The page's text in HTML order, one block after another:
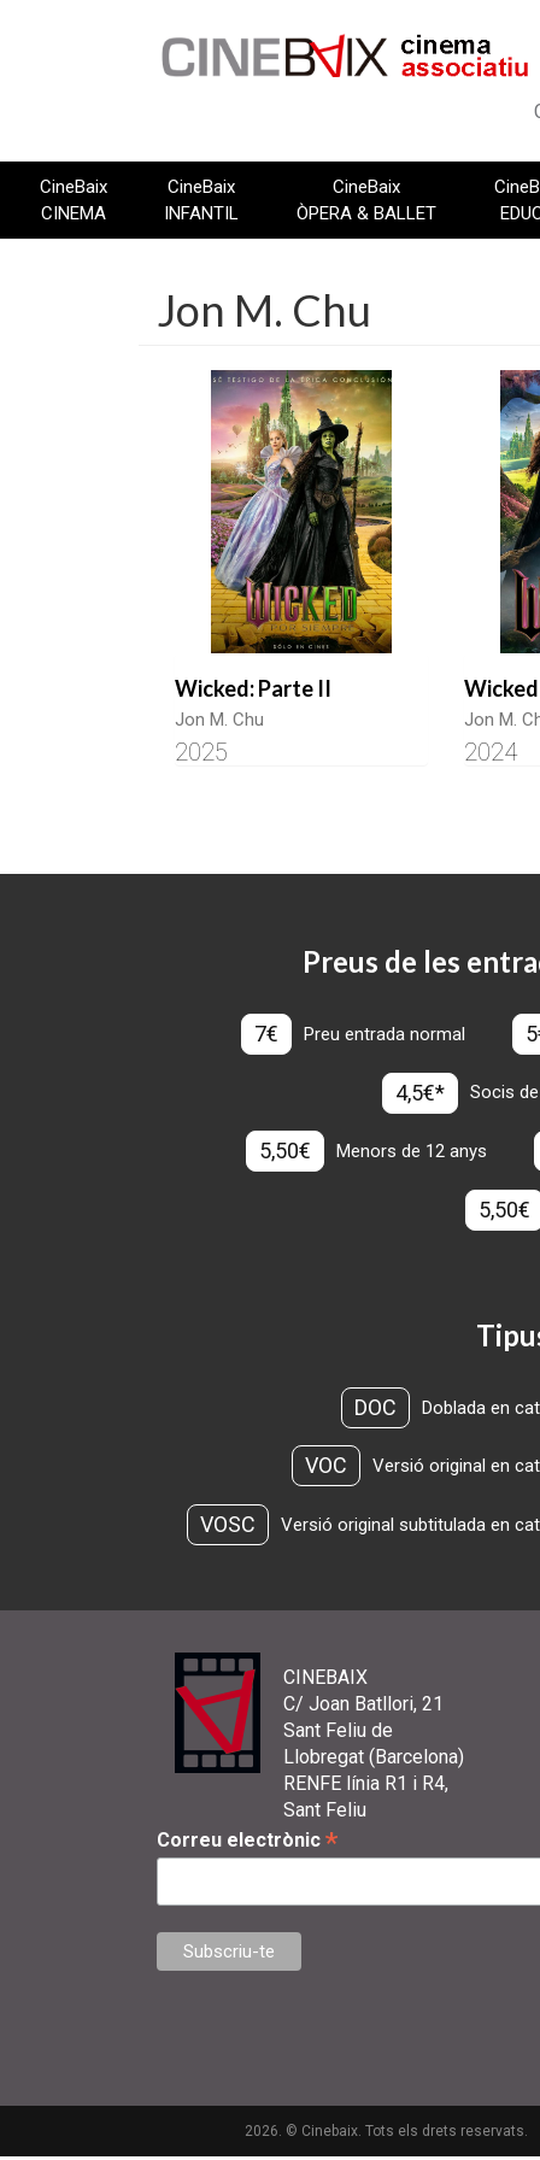
CineBaix
CINEMA
CineBaix
INFANTIL
CineBaix
ÒPERA & BALLET
Jon M. Chu
Wicked: Parte II
Jon M. Chu
2025
Wicked
Jon M.
2024
Preus de les
7€ Preu entrada normal
4,5€* Socis
5,50€ Menors de 12 anys
5,50€
DOC Doblada en
VOC Versió original en
VOSC Versió original subtitulada en
CINEBAIX
C/ Joan Batllori, 21
Sant Feliu de
Llobregat (Barcelona)
RENFE línia R1 i R4,
Sant Feliu
Correu electrònic *
2026. © Cinebaix. Tots els drets reservats.